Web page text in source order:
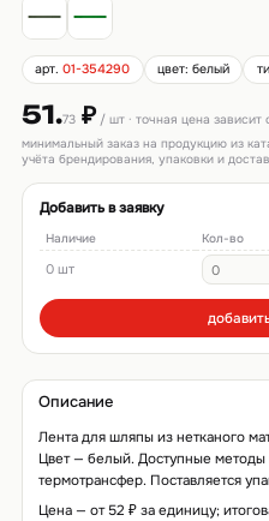
арт.01-354290 цвет: белый
51.73₽/ шт · точная цена зависит
минимальный заказ на продукцию из
учёта брендирования, упаковки и
Добавить в заявку
Наличие Кол-во
0 шт
Описание
Лента для шляпы из нетканого
Цвет — белый. Доступные методы
термотрансфер. Поставляется
Цена — от 52 ₽ за единицу;